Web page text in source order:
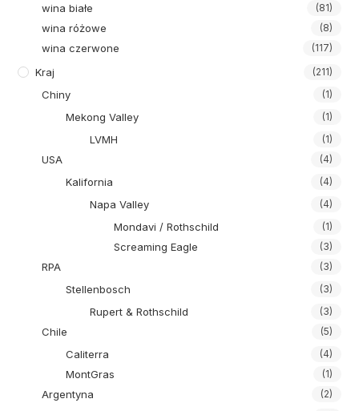
wina białe (81)
wina różowe (8)
wina czerwone (117)
Kraj (211)
Chiny (1)
Mekong Valley (1)
LVMH (1)
USA (4)
Kalifornia (4)
Napa Valley (4)
Mondavi / Rothschild (1)
Screaming Eagle (3)
RPA (3)
Stellenbosch (3)
Rupert & Rothschild (3)
Chile (5)
Caliterra (4)
MontGras (1)
Argentyna (2)